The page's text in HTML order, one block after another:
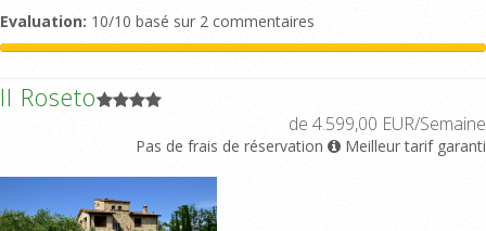
Evaluation: 10/10 basé sur 2 commentaires
Il Roseto
de 4.599,00 EUR/Semaine
Pas de frais de réservation Meilleur tarif garanti